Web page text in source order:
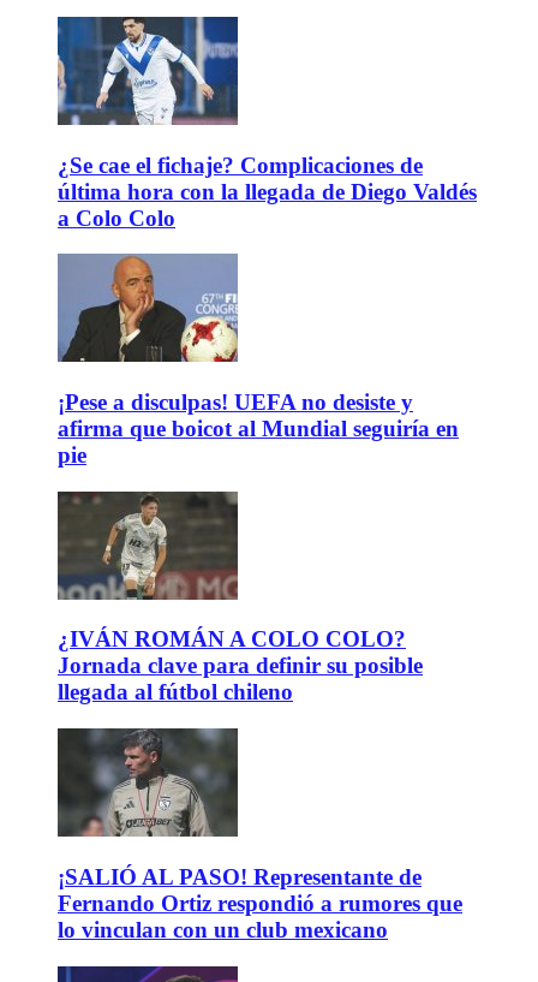
¿Se cae el fichaje? Complicaciones de
última hora con la llegada de Diego Valdés
a Colo Colo
¡Pese a disculpas! UEFA no desiste y
afirma que boicot al Mundial seguiría en
pie
¿IVÁN ROMÁN A COLO COLO?
Jornada clave para definir su posible
llegada al fútbol chileno
¡SALIÓ AL PASO! Representante de
Fernando Ortiz respondió a rumores que
lo vinculan con un club mexicano